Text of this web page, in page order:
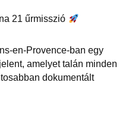
21 űrmisszió
en-Provence-ban egy
amelyet talán minden
dokumentált